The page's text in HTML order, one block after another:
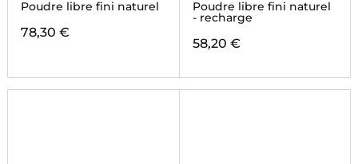
LIBRE
Poudre libre fini naturel
78,30 €
LIBRE
Poudre libre fini naturel
- recharge
58,20 €